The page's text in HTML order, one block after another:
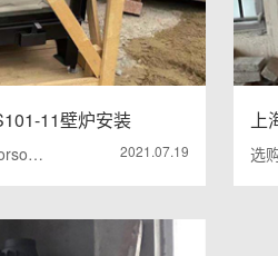
11壁炉安装
2021.07.19
上
选